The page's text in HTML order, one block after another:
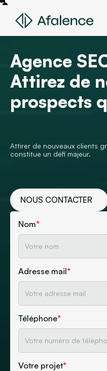
Agence
Attirez de
prospects
Attirer de nouveaux clients
constitue un défi majeur.
NOUS CONTACTER
Nom*
Adresse mail*
Téléphone*
Votre projet*